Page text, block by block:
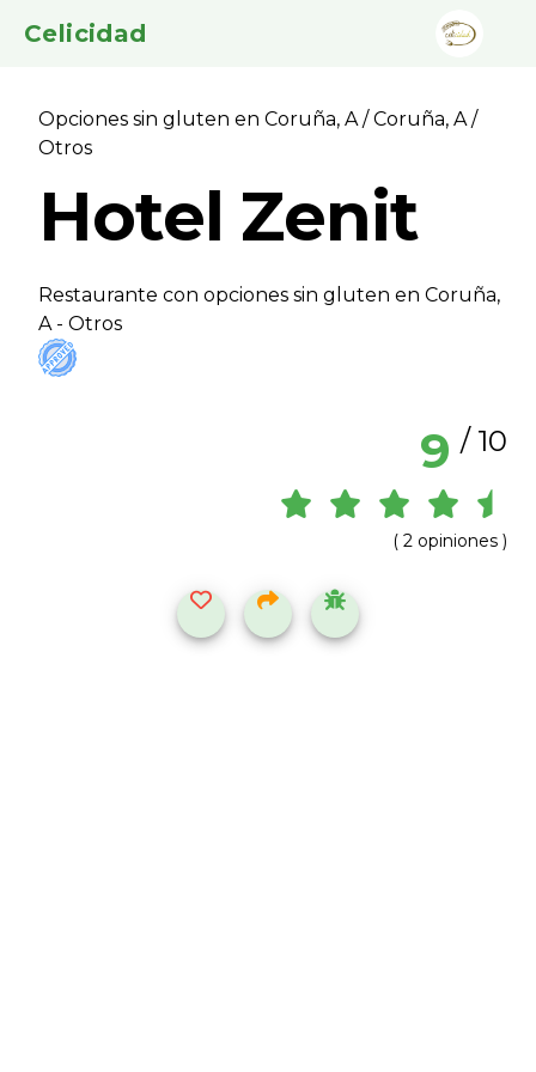
Celicidad
Opciones sin gluten en Coruña, A/Coruña, A/
Otros
Hotel Zenit
Restaurante con opciones sin gluten en Coruña,
A - Otros
9 / 10
( 2 opiniones )